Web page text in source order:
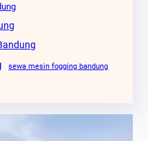
sewa mesin fogging bandung